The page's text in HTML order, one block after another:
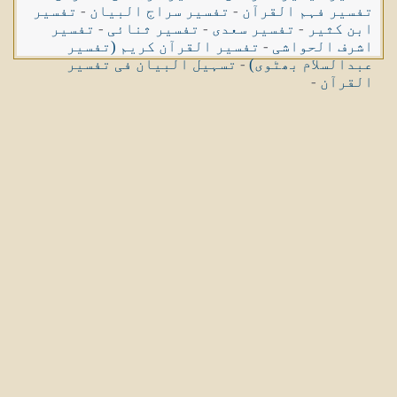
تفسیر فہم القرآن - تفسیر سراج البیان - تفسیر
ابن کثیر - تفسیر سعدی - تفسیر ثنائی - تفسیر
اشرف الحواشی - تفسیر القرآن کریم (تفسیر
عبدالسلام بھٹوی)-تسہیل البیان فی تفسیر
القرآن -